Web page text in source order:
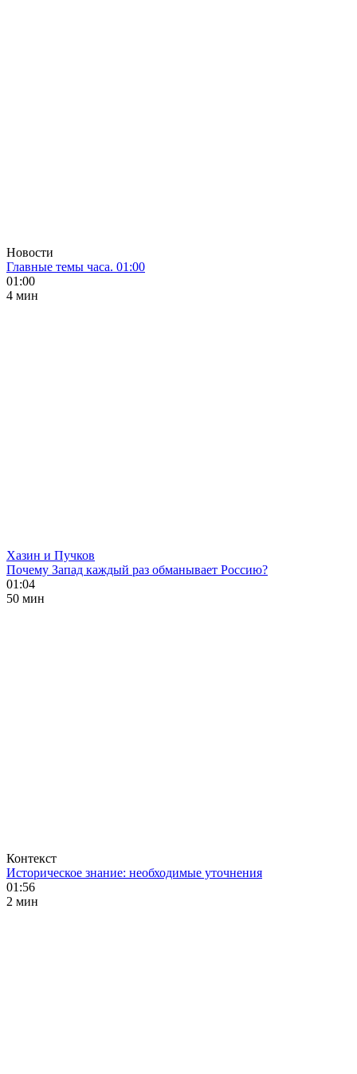
Новости
Главные темы часа. 01:00
01:00
4 мин
Хазин и Пучков
Почему Запад каждый раз обманывает Россию?
01:04
50 мин
Контекст
Историческое знание: необходимые уточнения
01:56
2 мин